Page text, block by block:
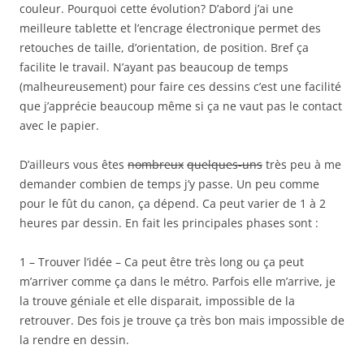
couleur. Pourquoi cette évolution? D’abord j’ai une
meilleure tablette et l’encrage électronique permet des
retouches de taille, d’orientation, de position. Bref ça
facilite le travail. N’ayant pas beaucoup de temps
(malheureusement) pour faire ces dessins c’est une facilité
que j’apprécie beaucoup même si ça ne vaut pas le contact
avec le papier.
D’ailleurs vous êtes nombreux quelques-uns très peu à me
demander combien de temps j’y passe. Un peu comme
pour le fût du canon, ça dépend. Ca peut varier de 1 à 2
heures par dessin. En fait les principales phases sont :
1 – Trouver l’idée – Ca peut être très long ou ça peut
m’arriver comme ça dans le métro. Parfois elle m’arrive, je
la trouve géniale et elle disparait, impossible de la
retrouver. Des fois je trouve ça très bon mais impossible de
la rendre en dessin.